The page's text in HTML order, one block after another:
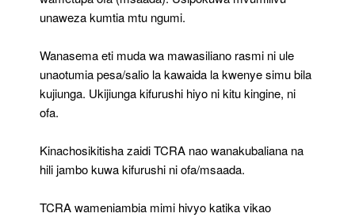
unaweza kumtia mtu ngumi.
Wanasema eti muda wa mawasiliano rasmi ni ule
unaotumia pesa/salio la kawaida la kwenye simu bila
kujiunga. Ukijiunga kifurushi hiyo ni kitu kingine, ni
ofa.
Kinachosikitisha zaidi TCRA nao wanakubaliana na
hili jambo kuwa kifurushi ni ofa/msaada.
TCRA wameniambia mimi hivyo katika vikao